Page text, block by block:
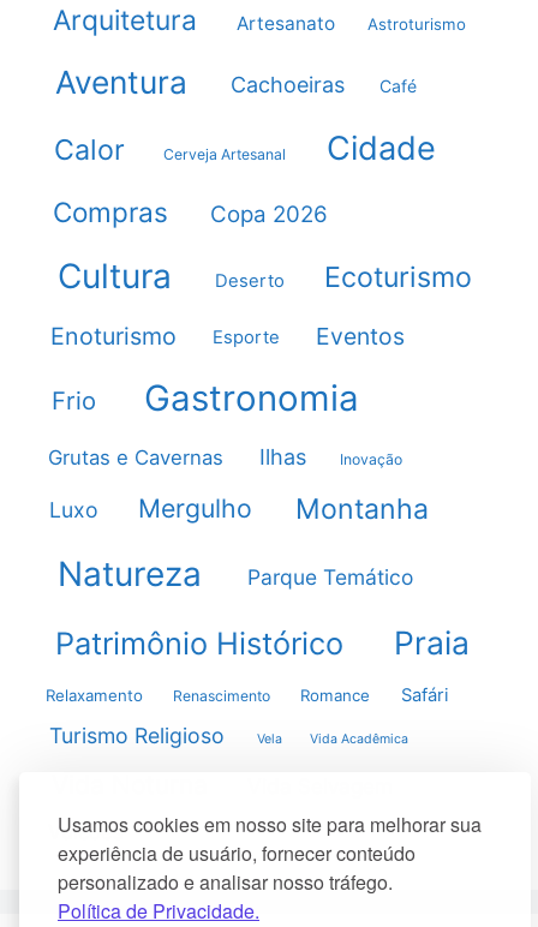
Usamos cookies em nosso site para melhorar sua
experiência de usuário, fornecer conteúdo
personalizado e analisar nosso tráfego.
Política de Privacidade.
Arquitetura Artesanato Astroturismo
Aventura Cachoeiras Café
Calor Cerveja Artesanal Cidade
Compras Copa 2026
Cultura Deserto Ecoturismo
Enoturismo Esporte Eventos
Frio Gastronomia
Grutas e Cavernas Ilhas Inovação
Luxo Mergulho Montanha
Natureza Parque Temático
Patrimônio Histórico Praia
Relaxamento Renascimento Romance Safári
Turismo Religioso Vela Vida Acadêmica
Vulcões